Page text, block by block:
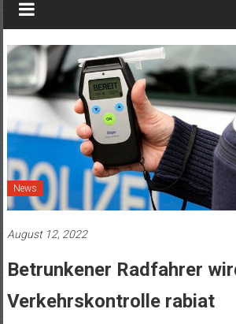
News
August 12, 2022
Betrunkener Radfahrer
Verkehrskontrolle rabiat